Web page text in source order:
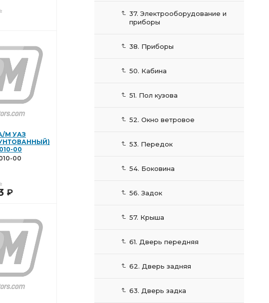
М УАЗ
00
00
Р
37. Электрооборудование и
приборы
38. Приборы
50. Кабина
51. Пол кузова
52. Окно ветровое
53. Передок
54. Боковина
56. Задок
57. Крыша
61. Дверь передняя
62. Дверь задняя
63. Дверь задка